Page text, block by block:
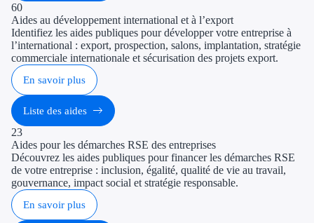
60
Aides au développement international et à l’export
Identifiez les aides publiques pour développer votre entreprise à
l’international : export, prospection, salons, implantation, stratégie
commerciale internationale et sécurisation des projets export.
En savoir plus
Liste des aides
23
Aides pour les démarches RSE des entreprises
Découvrez les aides publiques pour financer les démarches RSE
de votre entreprise : inclusion, égalité, qualité de vie au travail,
gouvernance, impact social et stratégie responsable.
En savoir plus